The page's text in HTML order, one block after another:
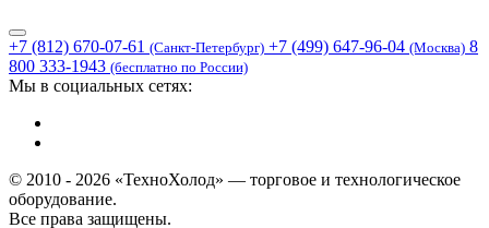
+7 (812) 670-07-61 (Санкт-Петербург) +7 (499) 647-96-04 (Москва) 8
800 333-1943 (бесплатно по России)
Мы в социальных сетях:
© 2010 - 2026 «ТехноХолод» — торговое и технологическое
оборудование.
Все права защищены.